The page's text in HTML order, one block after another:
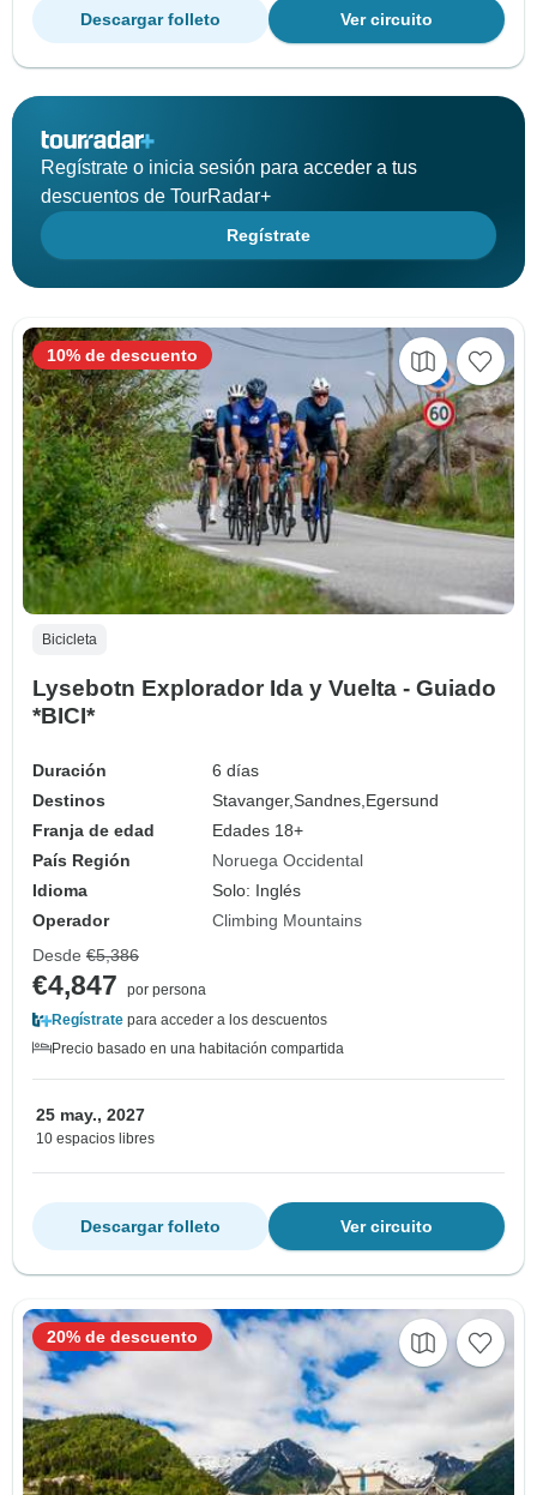
Ver circuito
Descargar folleto
Regístrate o inicia sesión para acceder a tus
descuentos de TourRadar+
Regístrate
Bicicleta
Lysebotn Explorador Ida y Vuelta - Guiado
*BICI*
Duración
6 días
Destinos
Stavanger,Sandnes,Egersund
Franja de edad
Edades 18+
País Región
Noruega Occidental
Idioma
Solo: Inglés
Operador
Climbing Mountains
10% de descuento
Desde €5,386
€4,847
por persona
Regístrate para acceder a los descuentos
Precio basado en una habitación compartida
25 may., 2027
10 espacios libres
Ver circuito
Descargar folleto
20% de descuento